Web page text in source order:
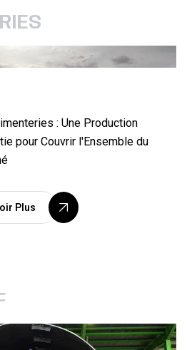
: Une Production
pour Couvrir l'Ensemble du
Plus